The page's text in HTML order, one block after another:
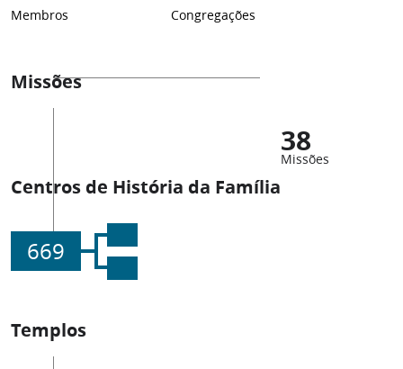
Membros Congregações
Missões
38
Missões
Centros de História da Família
669
Templos